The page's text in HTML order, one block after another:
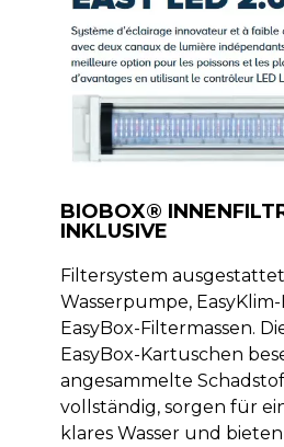
BIOBOX®
INKLUSIVE
Filtersystem
Wasserpumpe,
EasyBox-Filtermassen.
EasyBox-Kartuschen
angesammelte
vollständig, sorgen für
klares Wasser und